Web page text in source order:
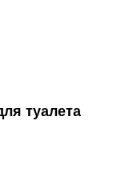
туалета